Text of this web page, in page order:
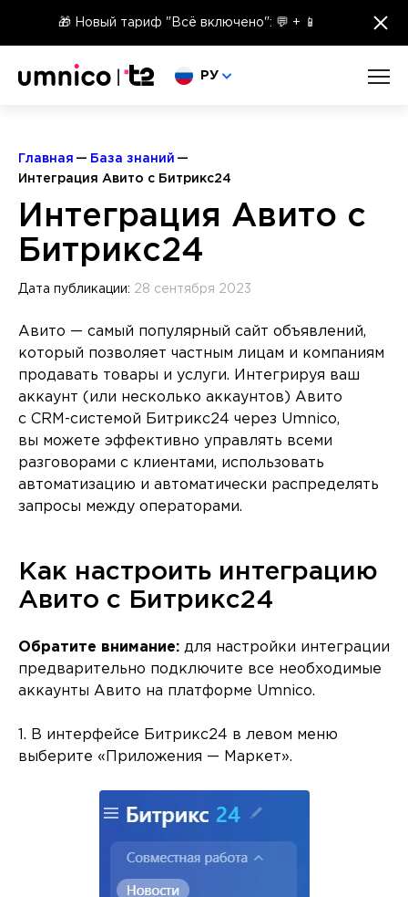
🎁 Новый тариф "Всё включено": 💬 + 📱 ×
Выберите язык
РУ
Главная
База знаний
Интеграция Авито с Битрикс24
Интеграция Авито с
Битрикс24
Дата публикации: 28 сентября 2023
Авито — самый популярный сайт объявлений,
который позволяет частным лицам и компаниям
продавать товары и услуги. Интегрируя ваш
аккаунт (или несколько аккаунтов) Авито
с CRM-системой Битрикс24 через Umnico,
вы можете эффективно управлять всеми
разговорами с клиентами, использовать
автоматизацию и автоматически распределять
запросы между операторами.
Как настроить интеграцию
Авито с Битрикс24
Обратите внимание: для настройки интеграции
предварительно подключите все необходимые
аккаунты Авито на платформе Umnico.
1. В интерфейсе Битрикс24 в левом меню
выберите «Приложения — Маркет».